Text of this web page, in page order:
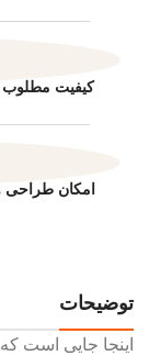
کیفیت مطلوب
امکان
توضیحات
اینجا جایی است